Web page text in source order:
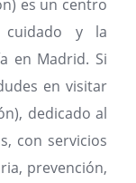
es un centro
cuidado y la
en Madrid. Si
en visitar
dedicado al
con servicios
prevención,